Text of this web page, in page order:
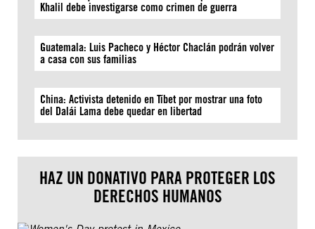
Khalil debe investigarse como crimen de guerra
Guatemala: Luis Pacheco y Héctor Chaclán podrán volver
a casa con sus familias
China: Activista detenido en Tíbet por mostrar una foto
del Dalái Lama debe quedar en libertad
HAZ UN DONATIVO PARA PROTEGER LOS
DERECHOS HUMANOS